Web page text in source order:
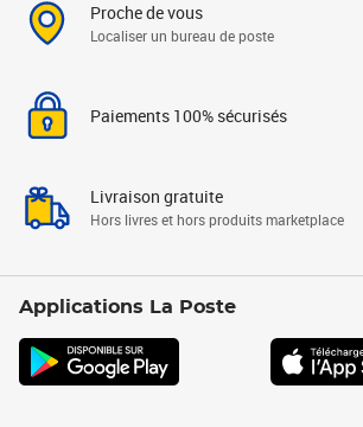
Proche de vous
Localiser un bureau de poste
Paiements 100% sécurisés
Livraison gratuite
Hors livres et hors produits marketplace
Applications La Poste